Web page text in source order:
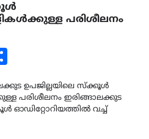
പരിശീലനം
ഉപജില്ലയിലെ സ്ക്കൂൾ
പരിശീലനം ഇരിങ്ങാലക്കുട
വച്ച്